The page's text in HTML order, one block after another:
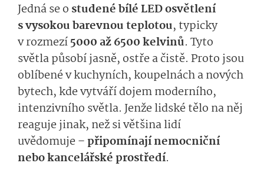
Jedná se o studené bílé LED osvětlení
s vysokou barevnou teplotou, typicky
v rozmezí5000 až 6500 kelvinů. Tyto
světla působí jasně, ostře a čistě. Proto jsou
oblíbené v kuchyních, koupelnách a nových
bytech, kde vytváří dojem moderního,
intenzivního světla. Jenže lidské tělo na něj
reaguje jinak, než si většina lidí
uvědomuje –připomínají nemocniční
nebo kancelářské prostředí.